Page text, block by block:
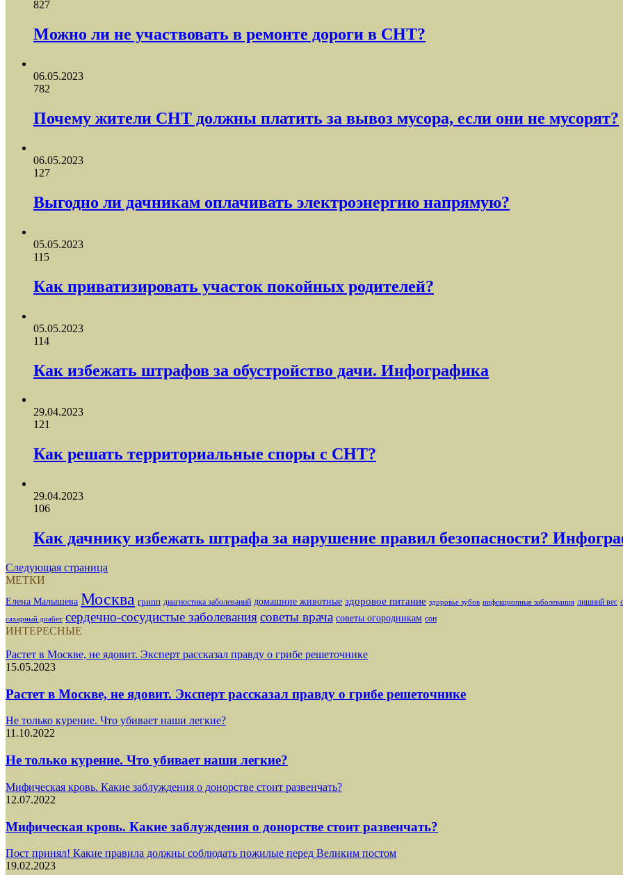
827
Можно ли не участвовать в ремонте дороги в СНТ?
06.05.2023
782
Почему жители СНТ должны платить за вывоз мусора, если они не мусорят?
06.05.2023
127
Выгодно ли дачникам оплачивать электроэнергию напрямую?
05.05.2023
115
Как приватизировать участок покойных родителей?
05.05.2023
114
Как избежать штрафов за обустройство дачи. Инфографика
29.04.2023
121
Как решать территориальные споры с СНТ?
29.04.2023
106
Как дачнику избежать штрафа за нарушение правил безопасности?
Следующая страница
МЕТКИ
Елена Малышева Москва грипп диагностика заболеваний домашние животные здоровое питание здоровье зубов инфекционные заболевания лишний вес
сахарный диабет сердечно-сосудистые заболеваниясоветы врача советы огородникам сон
ИНТЕРЕСНЫЕ
Растет в Москве, не ядовит. Эксперт рассказал правду о грибе решеточнике
15.05.2023
Растет в Москве, не ядовит. Эксперт рассказал правду о грибе решеточнике
Не только курение. Что убивает наши легкие?
11.10.2022
Не только курение. Что убивает наши легкие?
Мифическая кровь. Какие заблуждения о донорстве стоит развенчать?
12.07.2022
Мифическая кровь. Какие заблуждения о донорстве стоит развенчать?
Пост принял! Какие правила должны соблюдать пожилые перед Великим постом
19.02.2023